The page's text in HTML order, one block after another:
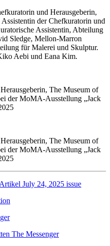
und Herausgeberin,
der Chefkuratorin und
Assistentin, Abteilung
Sledge, Mellon-Marron
für Malerei und Skulptur.
Aebi und Eana Kim.
The Museum of
der MoMA-Ausstellung „Jack
The Museum of
der MoMA-Ausstellung „Jack
July 24, 2025 issue
The Messenger